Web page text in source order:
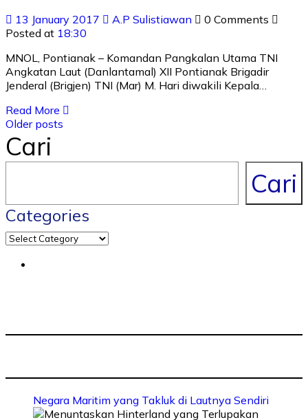
13 January 2017 A.P Sulistiawan
0 Comments
Posted at 18:30
MNOL, Pontianak – Komandan Pangkalan Utama TNI
Angkatan Laut (Danlantamal) XII Pontianak Brigadir
Jenderal (Brigjen) TNI (Mar) M. Hari diwakili Kepala…
Read More
Older posts
Cari
Cari
Categories
Negara Maritim yang Takluk di Lautnya Sendiri